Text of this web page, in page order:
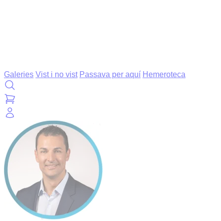
Galeries Vist i no vist Passava per aquí Hemeroteca